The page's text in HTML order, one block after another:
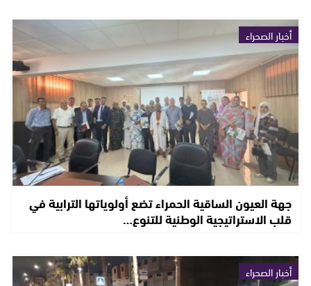
أخبار الصحراء
جهة العيون الساقية الحمراء تضع أولوياتها الترابية في
قلب الاستراتيجية الوطنية للتنوع…
أخبار الصحراء